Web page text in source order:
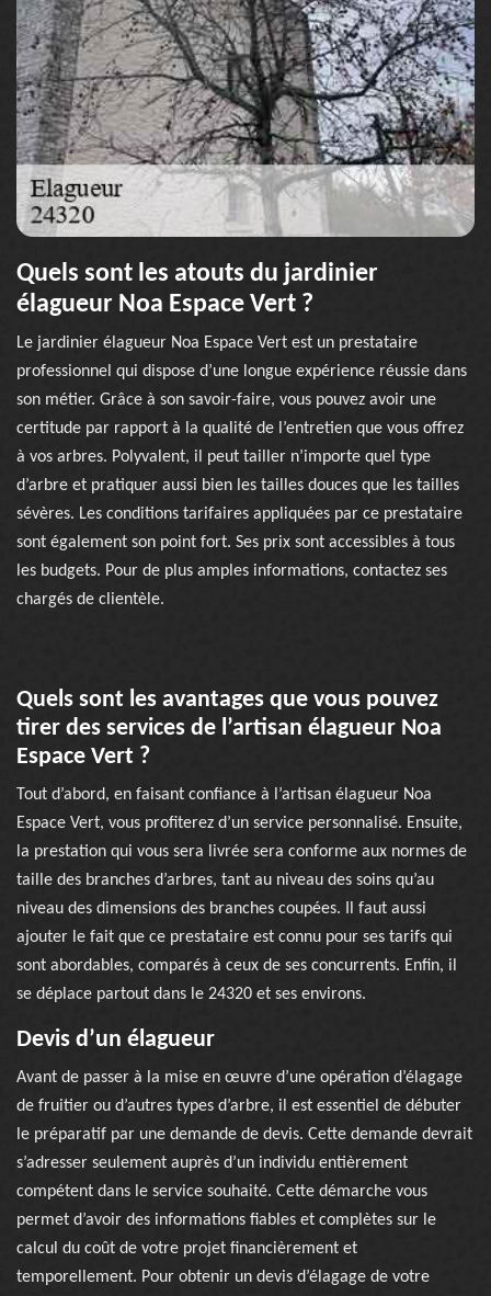
Quels sont les atouts du jardinier
élagueur Noa Espace Vert ?
Le jardinier élagueur Noa Espace Vert est un prestataire
professionnel qui dispose d’une longue expérience réussie dans
son métier. Grâce à son savoir-faire, vous pouvez avoir une
certitude par rapport à la qualité de l’entretien que vous offrez
à vos arbres. Polyvalent, il peut tailler n’importe quel type
d’arbre et pratiquer aussi bien les tailles douces que les tailles
sévères. Les conditions tarifaires appliquées par ce prestataire
sont également son point fort. Ses prix sont accessibles à tous
les budgets. Pour de plus amples informations, contactez ses
chargés de clientèle.
Quels sont les avantages que vous pouvez
tirer des services de l’artisan élagueur Noa
Espace Vert ?
Tout d’abord, en faisant confiance à l’artisan élagueur Noa
Espace Vert, vous profiterez d’un service personnalisé. Ensuite,
la prestation qui vous sera livrée sera conforme aux normes de
taille des branches d’arbres, tant au niveau des soins qu’au
niveau des dimensions des branches coupées. Il faut aussi
ajouter le fait que ce prestataire est connu pour ses tarifs qui
sont abordables, comparés à ceux de ses concurrents. Enfin, il
se déplace partout dans le 24320 et ses environs.
Devis d’un élagueur
Avant de passer à la mise en œuvre d’une opération d’élagage
de fruitier ou d’autres types d’arbre, il est essentiel de débuter
le préparatif par une demande de devis. Cette demande devrait
s’adresser seulement auprès d’un individu entièrement
compétent dans le service souhaité. Cette démarche vous
permet d’avoir des informations fiables et complètes sur le
calcul du coût de votre projet financièrement et
temporellement. Pour obtenir un devis d’élagage de votre